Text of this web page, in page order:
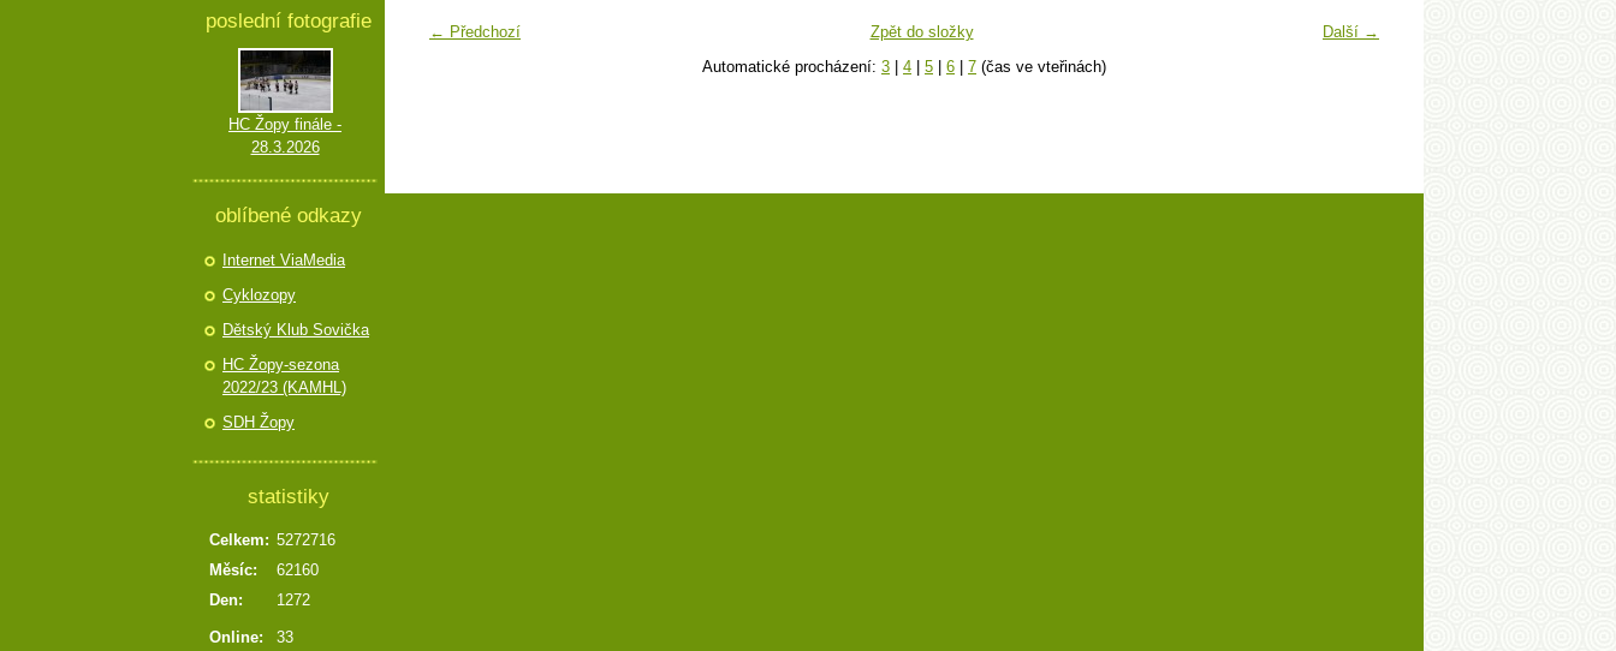
← Předchozí Další →
Zpět do složky
Automatické procházení: 3 4 5 6 7 (čas ve vteřinách)
poslední fotografie
HC Žopy finále -
28.3.2026
oblíbené odkazy
Internet ViaMedia
Cyklozopy
Dětský Klub Sovička
HC Žopy-sezona
2022/23 (KAMHL)
SDH Žopy
statistiky
Online: 33
Celkem: 5272716
Měsíc:
62160
Den:
1272